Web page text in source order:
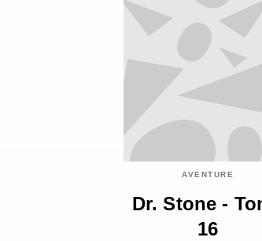
AVENTURE
Dr. Stone -
16